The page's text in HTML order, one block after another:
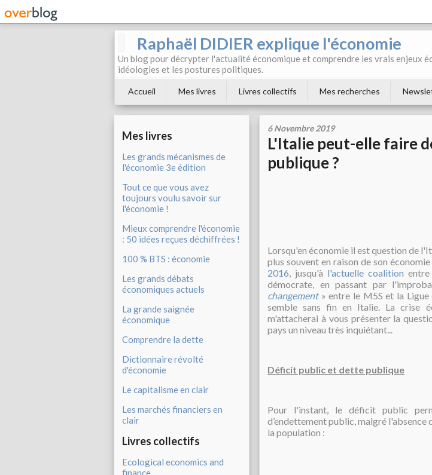
Raphaël DIDIER explique l'économie
Un blog pour décrypter l'actualité économique et comprendre les vrais enjeux
idéologies et les postures politiques.
Accueil Mes livres Livres collectifs Mes recherches
Mes livres
Les grands mécanismes de
l'économie 3e édition
Tout ce que vous avez
toujours voulu savoir sur
l'économie !
Mieux comprendre l'économie
: 50 idées reçues déchiffrées !
100 % BTS : économie
Les grands débats
économiques actuels
La grande saignée
économique
Comprendre la dette
Dictionnaire révolté
d'économie
Le capitalisme en clair
Les marchés financiers en
clair
Livres collectifs
Ecological economics and
finance
6 Novembre 2019
L'Italie peut-elle faire
publique ?
Lorsqu'en économie il est question de
plus souvent en raison de son
2016, jusqu'à l'actuelle coalition
démocrate, en passant par
changement» entre le M5S et la
semble sans fin en Italie. La crise
m'attacherai à vous présenter la
pays un niveau très inquiétant...
Déficit public et dette publique
Pour l'instant, le déficit public
d’endettement public, malgré
la population :